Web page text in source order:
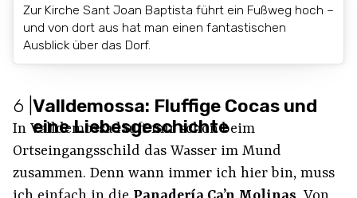
Zur Kirche Sant Joan Baptista führt ein Fußweg hoch –
und von dort aus hat man einen fantastischen
Ausblick über das Dorf.
6 Valldemossa: Fluffige Cocas und
eine Liebesgeschichte
In Valldemossa läuft mir schon beim
Ortseingangsschild das Wasser im Mund
zusammen. Denn wann immer ich hier bin, muss